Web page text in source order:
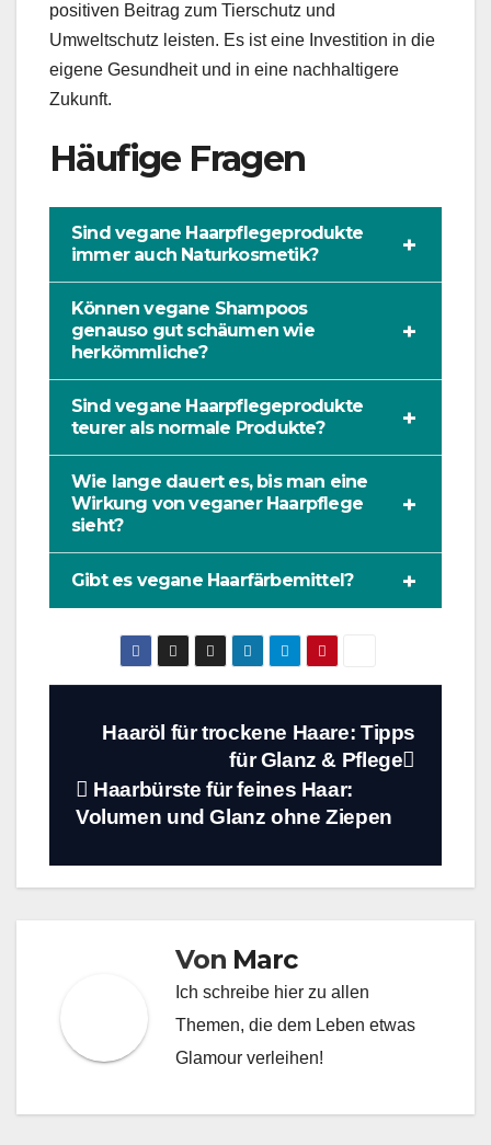
positiven Beitrag zum Tierschutz und
Umweltschutz leisten. Es ist eine Investition in die
eigene Gesundheit und in eine nachhaltigere
Zukunft.
Häufige Fragen
Sind vegane Haarpflegeprodukte
immer auch Naturkosmetik?
+
Können vegane Shampoos
genauso gut schäumen wie
herkömmliche?
+
Sind vegane Haarpflegeprodukte
teurer als normale Produkte?
+
Wie lange dauert es, bis man eine
Wirkung von veganer Haarpflege
sieht?
+
Gibt es vegane Haarfärbemittel? +
Beitragsnavigation
Haaröl für trockene Haare: Tipps
für Glanz & Pflege
Haarbürste für feines Haar:
Volumen und Glanz ohne Ziepen
Von Marc
Ich schreibe hier zu allen
Themen, die dem Leben etwas
Glamour verleihen!